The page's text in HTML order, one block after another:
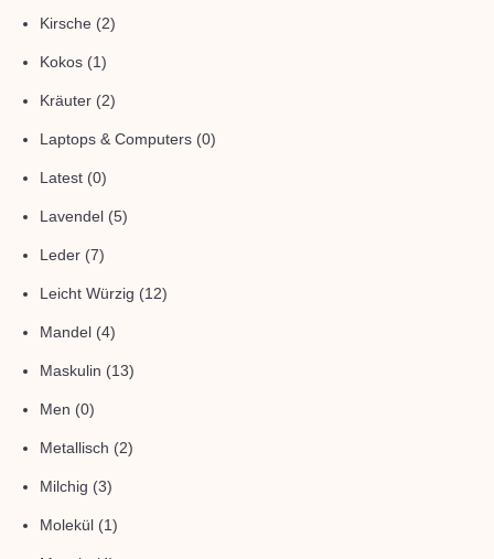
Kirsche (2)
Kokos (1)
Kräuter (2)
Laptops & Computers (0)
Latest (0)
Lavendel (5)
Leder (7)
Leicht Würzig (12)
Mandel (4)
Maskulin (13)
Men (0)
Metallisch (2)
Milchig (3)
Molekül (1)